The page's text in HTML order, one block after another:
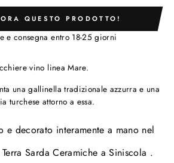
QUESTO PRODOTTO!
e consegna entro 18-25 giorni
vino linea Mare.
una gallinella tradizionale azzurra e una
turchese attorno a essa.
e decorato interamente a mano nel
Sarda Ceramiche a Siniscola .